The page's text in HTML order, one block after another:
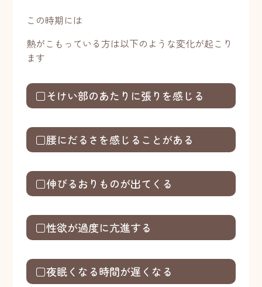
この時期には
熱がこもっている方は以下のような変化が起こり
ます
□そけい部のあたりに張りを感じる
□腰にだるさを感じることがある
□伸びるおりものが出てくる
□性欲が過度に亢進する
□夜眠くなる時間が遅くなる